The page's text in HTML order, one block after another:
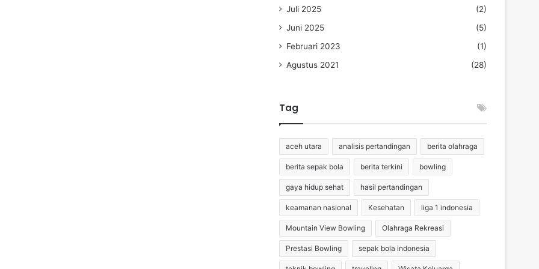
Juli 2025
(2)
Juni 2025
(5)
Februari 2023
(1)
Agustus 2021
(28)
Tag
aceh utara analisis pertandingan berita olahraga
berita sepak bola berita terkini bowling
gaya hidup sehat hasil pertandingan
keamanan nasional Kesehatan liga 1 indonesia
Mountain View Bowling Olahraga Rekreasi
Prestasi Bowling sepak bola indonesia